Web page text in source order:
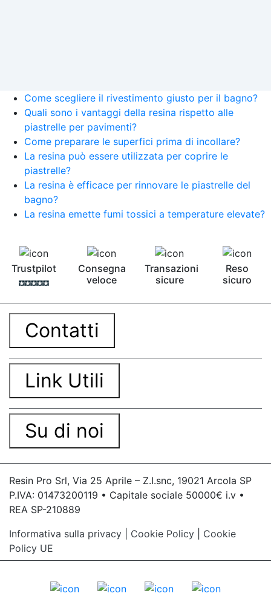
Come scegliere il rivestimento giusto per il bagno?
Quali sono i vantaggi della resina rispetto alle
piastrelle per pavimenti?
Come preparare le superfici prima di incollare?
La resina può essere utilizzata per coprire le
piastrelle?
La resina è efficace per rinnovare le piastrelle del
bagno?
La resina emette fumi tossici a temperature elevate?
Trustpilot
Consegna
veloce
Transazioni
sicure
Reso
sicuro
Contatti
Link Utili
Su di noi
Resin Pro Srl, Via 25 Aprile – Z.I.snc, 19021 Arcola SP
P.IVA: 01473200119 • Capitale sociale 50000€ i.v •
REA SP-210889
Informativa sulla privacy
Cookie Policy
Cookie
Policy UE